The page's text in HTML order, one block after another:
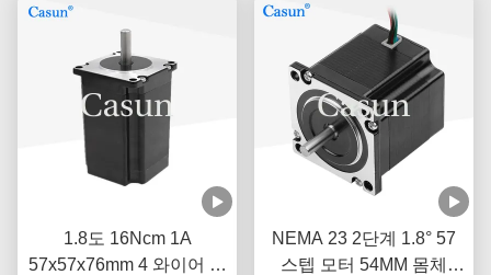
1.8도 16Ncm 1A
57x57x76mm 4 와이어 스
NEMA 23 2단계 1.8° 57
스텝 모터 54MM 몸체